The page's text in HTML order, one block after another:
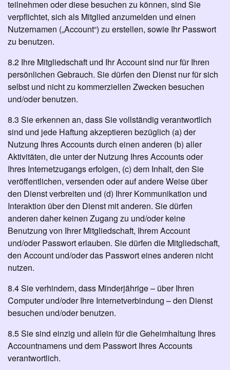
teilnehmen oder diese besuchen zu können, sind Sie
verpflichtet, sich als Mitglied anzumelden und einen
Nutzernamen („Account“) zu erstellen, sowie Ihr Passwort
zu benutzen.
8.2 Ihre Mitgliedschaft und Ihr Account sind nur für Ihren
persönlichen Gebrauch. Sie dürfen den Dienst nur für sich
selbst und nicht zu kommerziellen Zwecken besuchen
und/oder benutzen.
8.3 Sie erkennen an, dass Sie vollständig verantwortlich
sind und jede Haftung akzeptieren bezüglich (a) der
Nutzung Ihres Accounts durch einen anderen (b) aller
Aktivitäten, die unter der Nutzung Ihres Accounts oder
Ihres Internetzugangs erfolgen, (c) dem Inhalt, den Sie
veröffentlichen, versenden oder auf andere Weise über
den Dienst verbreiten und (d) Ihrer Kommunikation und
Interaktion über den Dienst mit anderen. Sie dürfen
anderen daher keinen Zugang zu und/oder keine
Benutzung von Ihrer Mitgliedschaft, Ihrem Account
und/oder Passwort erlauben. Sie dürfen die Mitgliedschaft,
den Account und/oder das Passwort eines anderen nicht
nutzen.
8.4 Sie verhindern, dass Minderjährige – über Ihren
Computer und/oder Ihre Internetverbindung – den Dienst
besuchen und/oder benutzen.
8.5 Sie sind einzig und allein für die Geheimhaltung Ihres
Accountnamens und dem Passwort Ihres Accounts
verantwortlich.